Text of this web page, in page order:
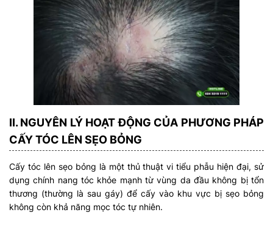
II. NGUYÊN LÝ HOẠT ĐỘNG CỦA PHƯƠNG PHÁP
CẤY TÓC LÊN SẸO BỎNG
Cấy tóc lên sẹo bỏng là một thủ thuật vi tiểu phẫu hiện đại, sử
dụng chính nang tóc khỏe mạnh từ vùng da đầu không bị tổn
thương (thường là sau gáy) để cấy vào khu vực bị sẹo bỏng
không còn khả năng mọc tóc tự nhiên.